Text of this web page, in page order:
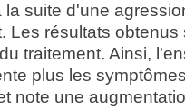
suite d'une
Les résultats
traitement. Ainsi,
plus les
note une